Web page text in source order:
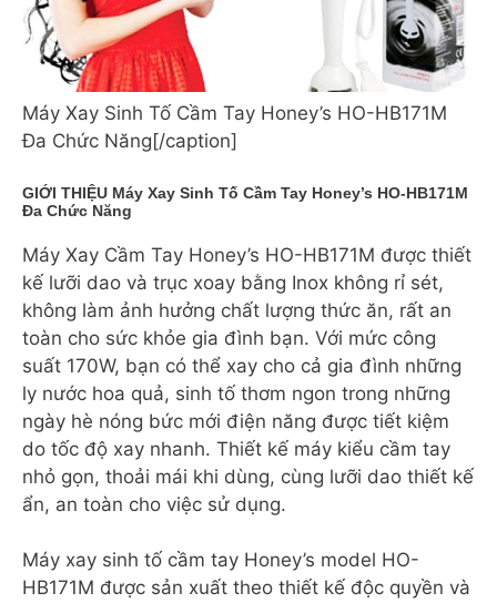
Máy Xay Sinh Tố Cầm Tay Honey’s HO-HB171M
Đa Chức Năng[/caption]
GIỚI THIỆU Máy Xay Sinh Tố Cầm Tay Honey’s HO-HB171M
Đa Chức Năng
Máy Xay Cầm Tay Honey’s HO-HB171M được thiết
kế lưỡi dao và trục xoay bằng Inox không rỉ sét,
không làm ảnh hưởng chất lượng thức ăn, rất an
toàn cho sức khỏe gia đình bạn. Với mức công
suất 170W, bạn có thể xay cho cả gia đình những
ly nước hoa quả, sinh tố thơm ngon trong những
ngày hè nóng bức mới điện năng được tiết kiệm
do tốc độ xay nhanh. Thiết kế máy kiểu cầm tay
nhỏ gọn, thoải mái khi dùng, cùng lưỡi dao thiết kế
ẩn, an toàn cho việc sử dụng.
Máy xay sinh tố cầm tay Honey’s model HO-
HB171M được sản xuất theo thiết kế độc quyền và